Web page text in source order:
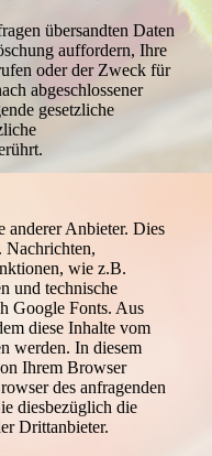
übersandten Daten
auffordern, Ihre
oder der Zweck für
abgeschlossener
gesetzliche
anderer Anbieter. Dies
Nachrichten,
wie z.B.
und technische
Google Fonts. Aus
diese Inhalte vom
werden. In diesem
Ihrem Browser
des anfragenden
diesbezüglich die
Drittanbieter.